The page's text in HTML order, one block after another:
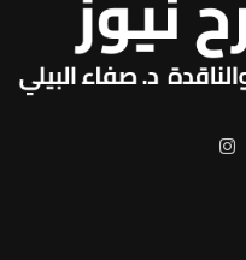
يوتيوب